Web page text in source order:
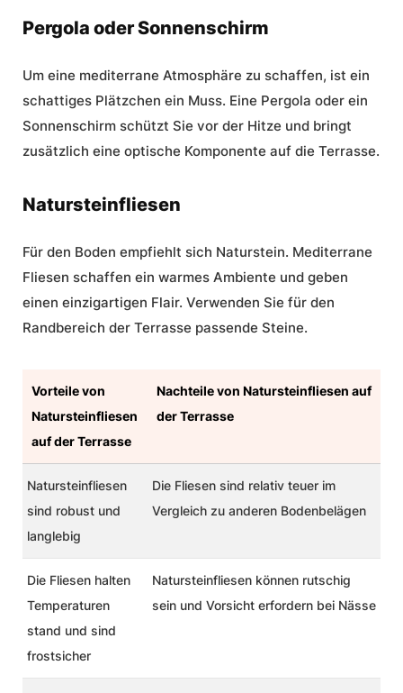
Pergola oder Sonnenschirm
Um eine mediterrane Atmosphäre zu schaffen, ist ein
schattiges Plätzchen ein Muss. Eine Pergola oder ein
Sonnenschirm schützt Sie vor der Hitze und bringt
zusätzlich eine optische Komponente auf die Terrasse.
Natursteinfliesen
Für den Boden empfiehlt sich Naturstein. Mediterrane
Fliesen schaffen ein warmes Ambiente und geben
einen einzigartigen Flair. Verwenden Sie für den
Randbereich der Terrasse passende Steine.
Vorteile von
Natursteinfliesen
auf der Terrasse
Nachteile von Natursteinfliesen auf
der Terrasse
Natursteinfliesen
sind robust und
langlebig
Die Fliesen sind relativ teuer im
Vergleich zu anderen Bodenbelägen
Die Fliesen halten
Temperaturen
stand und sind
frostsicher
Natursteinfliesen können rutschig
sein und Vorsicht erfordern bei Nässe